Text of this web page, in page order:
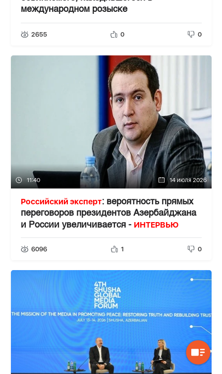
международном розыске
2655 0 0
11:40 14 июля 2026
Российский эксперт: вероятность прямых
переговоров президентов Азербайджана
и России увеличивается - ИНТЕРВЬЮ
6096 1 0